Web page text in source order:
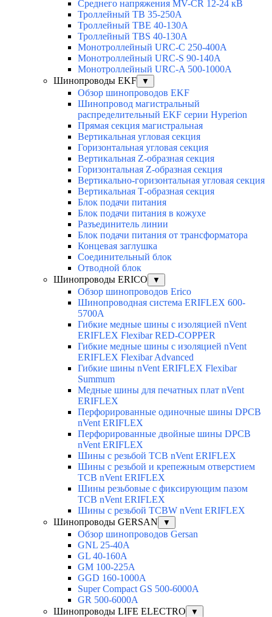
Среднего напряжения MV-CR 12-24 кВ
Троллейный TB 35-250A
Троллейный TBE 40-130A
Троллейный TBS 40-130A
Монотроллейный URC-C 250-400A
Монотроллейный URC-S 90-140A
Монотроллейный URC-A 500-1000A
Шинопроводы EKF
▼
Обзор шинопроводов EKF
Шинопровод магистральный
распределительный EKF серии Hyperion
Прямая секция магистральная
Вертикальная угловая секция
Горизонтальная угловая секция
Вертикальная Z-образная секция
Горизонтальная Z-образная секция
Вертикально-горизонтальная угловая секция
Вертикальная Т-образная секция
Блок подачи питания
Блок подачи питания в кожухе
Разъединитель линии
Блок подачи питания от трансформатора
Концевая заглушка
Соединительный блок
Отводной блок
Шинопроводы ERICO
▼
Обзор шинопроводов Erico
Шинопроводная система ERIFLEX 600-
5700A
Гибкие медные шины с изоляцией nVent
ERIFLEX Flexibar RED-COPPER
Гибкие медные шины с изоляцией nVent
ERIFLEX Flexibar Advanced
Гибкие шины nVent ERIFLEX Flexibar
Summum
Медные шины для печатных плат nVent
ERIFLEX
Перфорированные одиночные шины DPCB
nVent ERIFLEX
Перфорированные двойные шины DPCB
nVent ERIFLEX
Шины с резьбой TCB nVent ERIFLEX
Шины с резьбой и крепежным отверстием
TCB nVent ERIFLEX
Шины резьбовые с фиксирующим пазом
TCB nVent ERIFLEX
Шины с резьбой TCBW nVent ERIFLEX
Шинопроводы GERSAN
▼
Обзор шинопроводов Gersan
GNL 25-40A
GL 40-160A
GM 100-225A
GGD 160-1000A
Super Compact GS 500-6000A
GR 500-6000A
Шинопроводы LIFE ELECTRO
▼